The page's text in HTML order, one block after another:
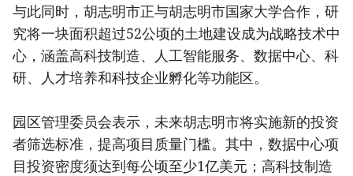
与此同时，胡志明市正与胡志明市国家大学合作，研
究将一块面积超过52公顷的土地建设成为战略技术中
心，涵盖高科技制造、人工智能服务、数据中心、科
研、人才培养和科技企业孵化等功能区。
园区管理委员会表示，未来胡志明市将实施新的投资
者筛选标准，提高项目质量门槛。其中，数据中心项
目投资密度须达到每公顷至少1亿美元；高科技制造